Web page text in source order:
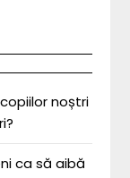
noștri
ca să aibă